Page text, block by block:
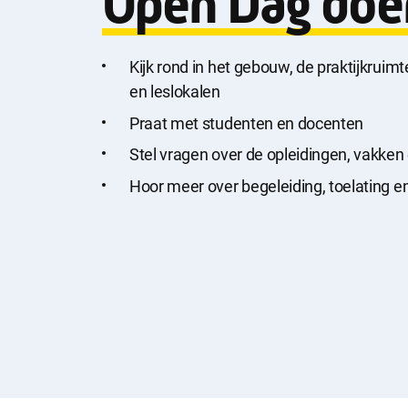
Functionele
website goed
Analytische
Kijk rond in het gebouw, de
en leslokalen
Praat met studenten en docenten
Stel vragen over de opleidingen,
Hoor meer over begeleiding, toelating